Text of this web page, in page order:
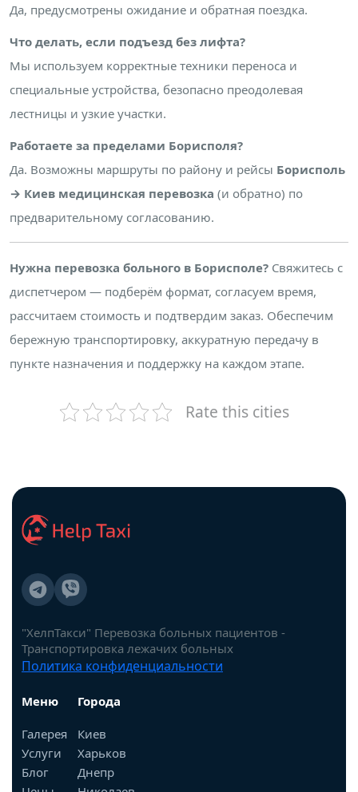
Да, предусмотрены ожидание и обратная поездка.
Что делать, если подъезд без лифта?
Мы используем корректные техники переноса и
специальные устройства, безопасно преодолевая
лестницы и узкие участки.
Работаете за пределами Борисполя?
Да. Возможны маршруты по району и рейсы Борисполь
→ Киев медицинская перевозка (и обратно) по
предварительному согласованию.
Нужна перевозка больного в Борисполе? Свяжитесь с
диспетчером — подберём формат, согласуем время,
рассчитаем стоимость и подтвердим заказ. Обеспечим
бережную транспортировку, аккуратную передачу в
пункте назначения и поддержку на каждом этапе.
Rate this cities
"ХелпТакси" Перевозка больных пациентов -
Транспортировка лежачих больных
Политика конфиденциальности
Меню
Галерея
Услуги
Блог
Города
Киев
Харьков
Днепр